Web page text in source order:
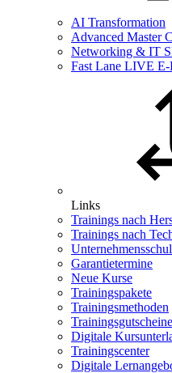
AI Transformation
Advanced Master
Networking & IT
Fast Lane LIVE
Links
Trainings nach
Trainings nach
Garantietermine
Neue Kurse
Trainingspakete
Trainingsmethoden
Digitale
Trainingscenter
Digitale